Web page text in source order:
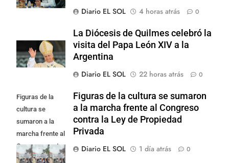
Diario EL SOL
4 horas atrás 0
La Diócesis de Quilmes celebró la
visita del Papa León XIV a la
Argentina
Diario EL SOL
22 horas atrás 0
Figuras de la
cultura se
sumaron a la
marcha frente al
Congreso contra
la Ley de
Figuras de la cultura se sumaron
a la marcha frente al Congreso
contra la Ley de Propiedad
Privada
Diario EL SOL
1 día atrás 0